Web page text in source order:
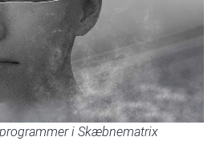
i Skæbnematrix